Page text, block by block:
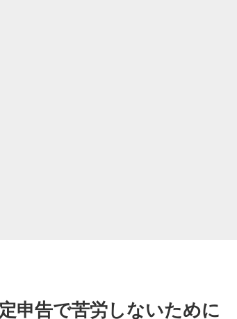
申告で苦労しないために